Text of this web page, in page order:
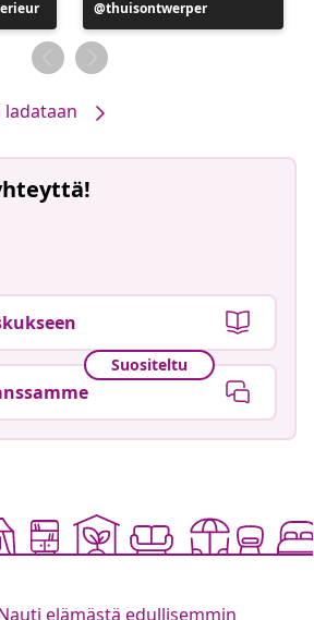
Julkaissut
thuisontwerper
ladataan
Suositeltu
elämästä edullisemmin